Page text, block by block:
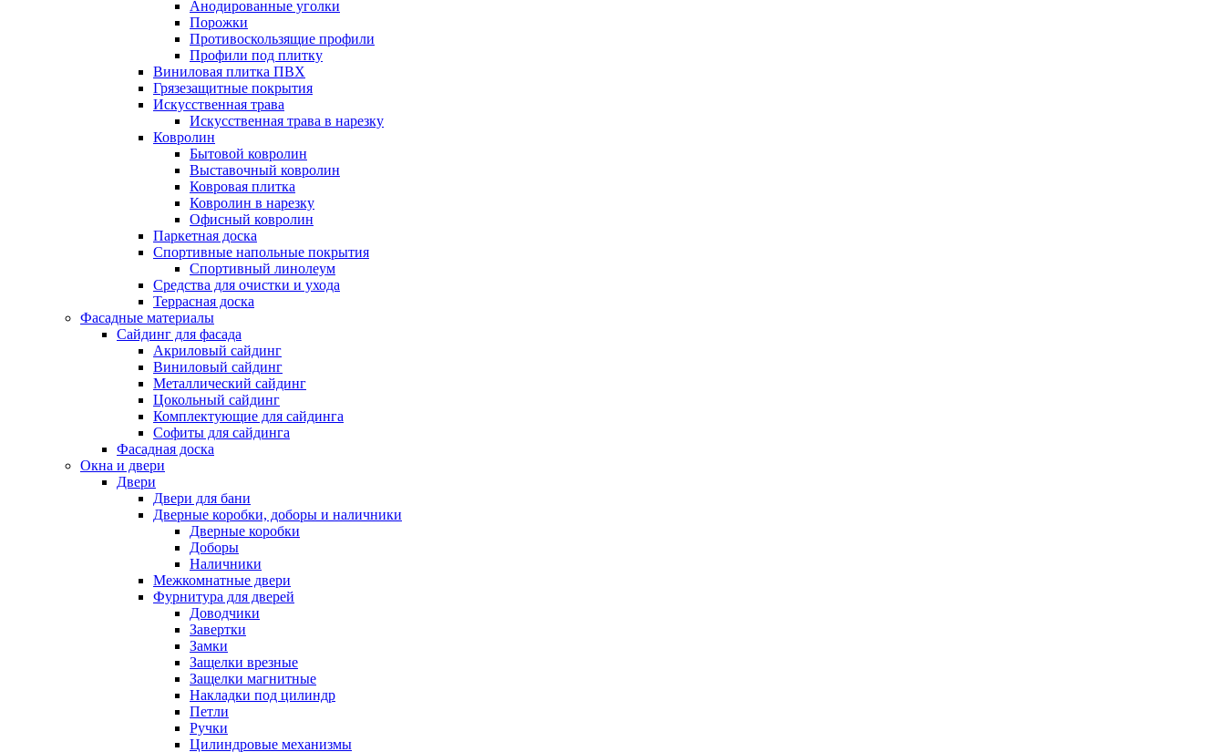
Анодированные уголки
Порожки
Противоскользящие профили
Профили под плитку
Виниловая плитка ПВХ
Грязезащитные покрытия
Искусственная трава
Искусственная трава в нарезку
Ковролин
Бытовой ковролин
Выставочный ковролин
Ковровая плитка
Ковролин в нарезку
Офисный ковролин
Паркетная доска
Спортивные напольные покрытия
Спортивный линолеум
Средства для очистки и ухода
Террасная доска
Фасадные материалы
Сайдинг для фасада
Акриловый сайдинг
Виниловый сайдинг
Металлический сайдинг
Цокольный сайдинг
Комплектующие для сайдинга
Софиты для сайдинга
Фасадная доска
Окна и двери
Двери
Двери для бани
Дверные коробки, доборы и наличники
Дверные коробки
Доборы
Наличники
Межкомнатные двери
Фурнитура для дверей
Доводчики
Завертки
Замки
Защелки врезные
Защелки магнитные
Накладки под цилиндр
Петли
Ручки
Цилиндровые механизмы